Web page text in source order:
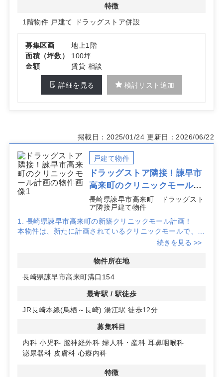
詳細はお問い合わせください。
特徴
1階物件 戸建て ドラッグストア併設
募集区画
地上1階
面積（坪数）
100坪
金額
賃貸 相談
詳細を見る 検討リスト追加
掲載日：2025/01/24 更新日：2026/06/22
戸建て物件
ドラッグストア隣接！諫早市
高来町のクリニックモール計
画
長崎県諫早市高来町 ドラッグスト
ア隣接戸建て物件
1. 長崎県諫早市高来町の新築クリニックモール計画！
本物件は、新たに計画されているクリニックモールで、地
域の医療拠点としての役割が期待されています。新築のた
きる
隣接するドラッグストアの集客力を活かし、開業当初から
な立地で、安定した集患が見込めます。
3. 58台以上の駐車場完備！通院しやすい環境
お客様用駐車場を58台以上（ドラッグストア・調剤薬局
区画分を含む）完備予定。JR長崎本線「湯江駅」から徒
続きを見る >>
物件所在地
長崎県諫早市高来町溝口154
最寄駅 / 駅徒歩
JR長崎本線(鳥栖～長崎) 湯江駅 徒歩12分
募集科目
内科 小児科 脳神経外科 婦人科・産科 耳鼻咽喉科
泌尿器科 皮膚科 心療内科
特徴